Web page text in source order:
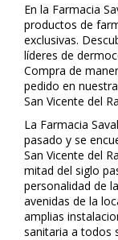
En la Farmacia
productos de
exclusivas.
líderes de
Compra de
pedido en
San Vicente del
La Farmacia
pasado y se
San Vicente del
mitad del siglo
personalidad de
avenidas de la
amplias
sanitaria a todos